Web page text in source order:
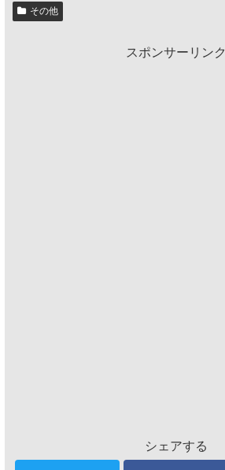
その他
スポンサーリンク
シェアする